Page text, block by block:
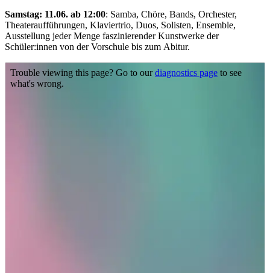
Samstag: 11.06. ab 12:00: Samba, Chöre, Bands, Orchester,
Theateraufführungen, Klaviertrio, Duos, Solisten, Ensemble,
Ausstellung jeder Menge fas­zi­nie­ren­der Kunstwerke der
Schüler:innen von der Vorschule bis zum Abitur.